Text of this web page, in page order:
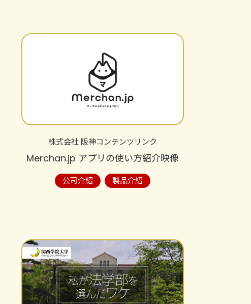
株式会社 阪神コンテンツリンク
Merchan.jp アプリの使い方紹介映像
公司介紹 製品介紹